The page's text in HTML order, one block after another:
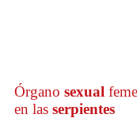
Órgano sexual
en las serpientes